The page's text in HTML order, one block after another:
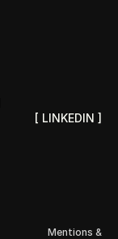
[ LINKEDIN ]
Mentions &